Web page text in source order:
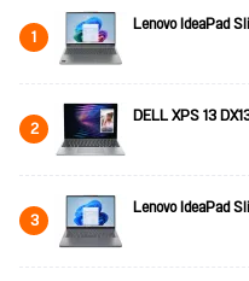
1 Lenovo IdeaPad
2 DELL XPS 13
3 Lenovo IdeaPad